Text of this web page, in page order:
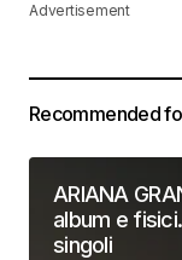
Advertisement
Recommended
ARIANA
album e
singoli